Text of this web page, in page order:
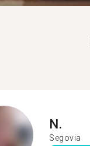
N.
Segovia